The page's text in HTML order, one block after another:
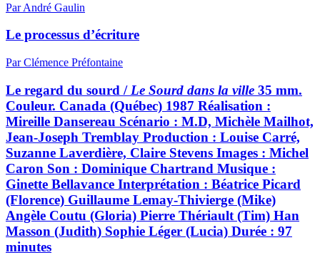
Par André Gaulin
Le processus d’écriture
Par Clémence Préfontaine
Le regard du sourd / Le Sourd dans la ville 35 mm.
Couleur. Canada (Québec) 1987 Réalisation :
Mireille Dansereau Scénario : M.D, Michèle Mailhot,
Jean-Joseph Tremblay Production : Louise Carré,
Suzanne Laverdière, Claire Stevens Images : Michel
Caron Son : Dominique Chartrand Musique :
Ginette Bellavance Interprétation : Béatrice Picard
(Florence) Guillaume Lemay-Thivierge (Mike)
Angèle Coutu (Gloria) Pierre Thériault (Tim) Han
Masson (Judith) Sophie Léger (Lucia) Durée : 97
minutes